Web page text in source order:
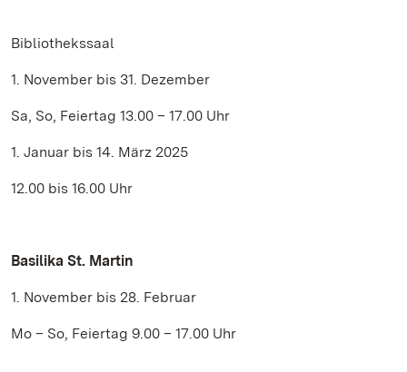
Bibliothekssaal
1. November bis 31. Dezember
Sa, So, Feiertag 13.00 – 17.00 Uhr
1. Januar bis 14. März 2025
12.00 bis 16.00 Uhr
Basilika St. Martin
1. November bis 28. Februar
Mo – So, Feiertag 9.00 – 17.00 Uhr